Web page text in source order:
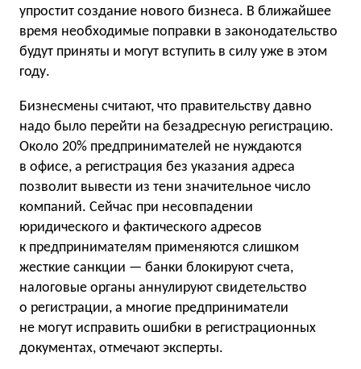
упростит создание нового бизнеса. В ближайшее
время необходимые поправки в законодательство
будут приняты и могут вступить в силу уже в этом
году.
Бизнесмены считают, что правительству давно
надо было перейти на безадресную регистрацию.
Около 20% предпринимателей не нуждаются
в офисе, а регистрация без указания адреса
позволит вывести из тени значительное число
компаний. Сейчас при несовпадении
юридического и фактического адресов
к предпринимателям применяются слишком
жесткие санкции — банки блокируют счета,
налоговые органы аннулируют свидетельство
о регистрации, а многие предприниматели
не могут исправить ошибки в регистрационных
документах, отмечают эксперты.